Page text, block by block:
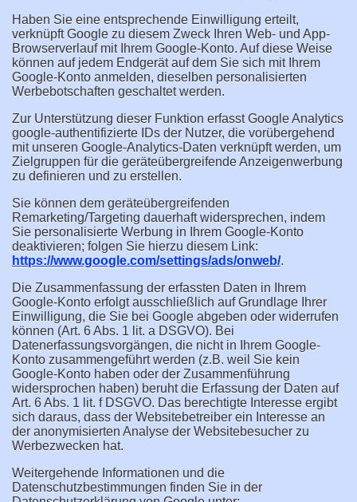
Haben Sie eine entsprechende Einwilligung erteilt,
verknüpft Google zu diesem Zweck Ihren Web- und App-
Browserverlauf mit Ihrem Google-Konto. Auf diese Weise
können auf jedem Endgerät auf dem Sie sich mit Ihrem
Google-Konto anmelden, dieselben personalisierten
Werbebotschaften geschaltet werden.
Zur Unterstützung dieser Funktion erfasst Google Analytics
google-authentifizierte IDs der Nutzer, die vorübergehend
mit unseren Google-Analytics-Daten verknüpft werden, um
Zielgruppen für die geräteübergreifende Anzeigenwerbung
zu definieren und zu erstellen.
Sie können dem geräteübergreifenden
Remarketing/Targeting dauerhaft widersprechen, indem
Sie personalisierte Werbung in Ihrem Google-Konto
deaktivieren; folgen Sie hierzu diesem Link:
https://www.google.com/settings/ads/onweb/.
Die Zusammenfassung der erfassten Daten in Ihrem
Google-Konto erfolgt ausschließlich auf Grundlage Ihrer
Einwilligung, die Sie bei Google abgeben oder widerrufen
können (Art. 6 Abs. 1 lit. a DSGVO). Bei
Datenerfassungsvorgängen, die nicht in Ihrem Google-
Konto zusammengeführt werden (z.B. weil Sie kein
Google-Konto haben oder der Zusammenführung
widersprochen haben) beruht die Erfassung der Daten auf
Art. 6 Abs. 1 lit. f DSGVO. Das berechtigte Interesse ergibt
sich daraus, dass der Websitebetreiber ein Interesse an
der anonymisierten Analyse der Websitebesucher zu
Werbezwecken hat.
Weitergehende Informationen und die
Datenschutzbestimmungen finden Sie in der